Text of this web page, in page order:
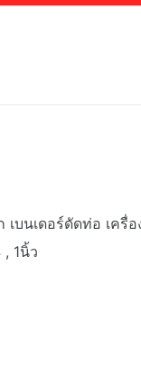
เบนเดอร์ดัดท่อ เครื่
1นิ้ว